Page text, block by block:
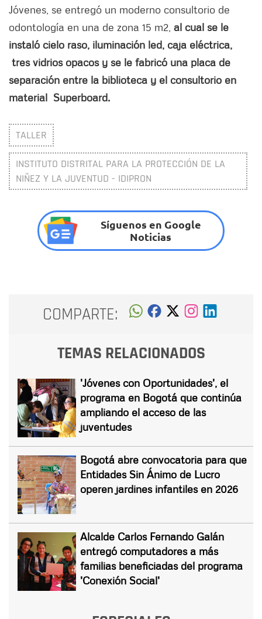
Jóvenes, se entregó un moderno consultorio de
odontología en una de zona 15 m2, al cual se le
instaló cielo raso, iluminación led, caja eléctrica,
tres vidrios opacos y se le fabricó una placa de
separación entre la biblioteca y el consultorio en
material Superboard.
TALLER
INSTITUTO DISTRITAL PARA LA PROTECCIÓN DE LA
NIÑEZ Y LA JUVENTUD - IDIPRON
Síguenos en Google
Noticias
COMPARTE:
TEMAS RELACIONADOS
'Jóvenes con Oportunidades', el
programa en Bogotá que continúa
ampliando el acceso de las
juventudes
Bogotá abre convocatoria para que
Entidades Sin Ánimo de Lucro
operen jardines infantiles en 2026
Alcalde Carlos Fernando Galán
entregó computadores a más
familias beneficiadas del programa
'Conexión Social'